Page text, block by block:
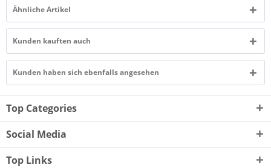
Ähnliche Artikel
Kunden kauften auch
Kunden haben sich ebenfalls angesehen
Top Categories
Social Media
Top Links